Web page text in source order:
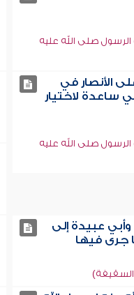
صلى الله عليه
الأنصار في
لاختيار
صلى الله عليه
عبيدة إلى
جرى فيها